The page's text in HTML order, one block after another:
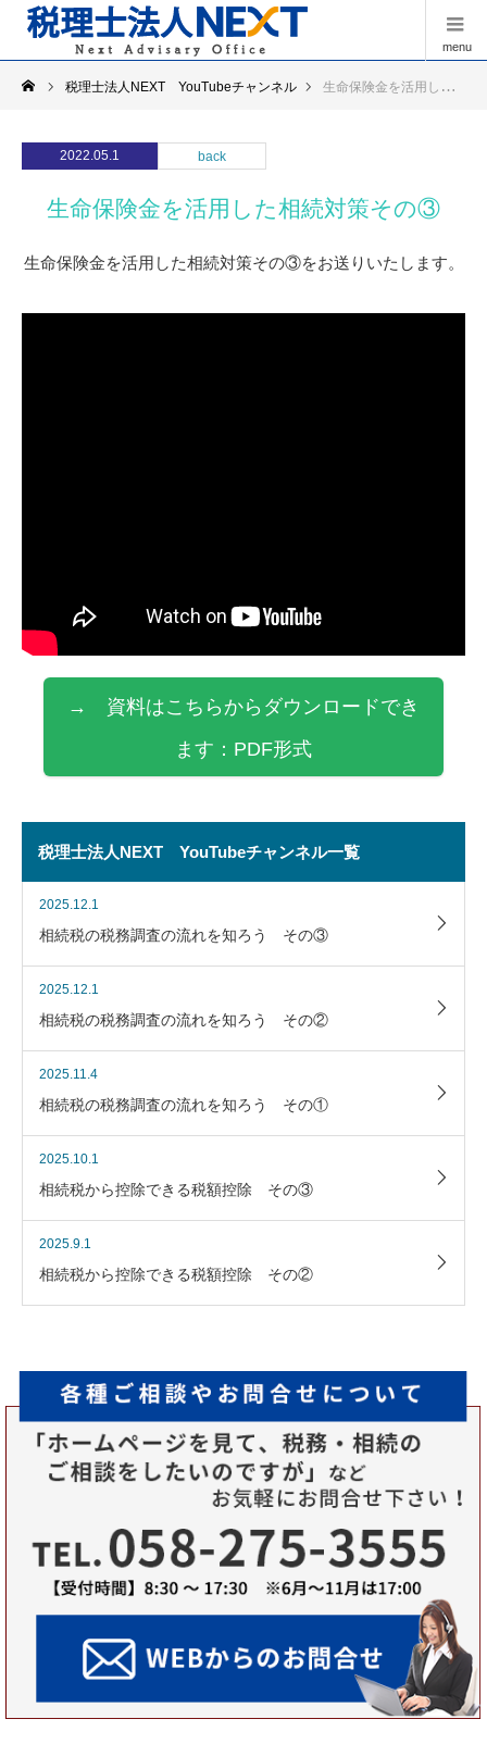
menu
税理士法人NEXT YouTubeチャンネル 生命保険金を活用した相続対策その③
2022.05.1 back
生命保険金を活用した相続対策その③
生命保険金を活用した相続対策その③をお送りいたします。
→ 資料はこちらからダウンロードでき
ます：PDF形式
税理士法人NEXT YouTubeチャンネル一覧
2025.12.1
相続税の税務調査の流れを知ろう その③
2025.12.1
相続税の税務調査の流れを知ろう その②
2025.11.4
相続税の税務調査の流れを知ろう その①
2025.10.1
相続税から控除できる税額控除 その③
2025.9.1
相続税から控除できる税額控除 その②